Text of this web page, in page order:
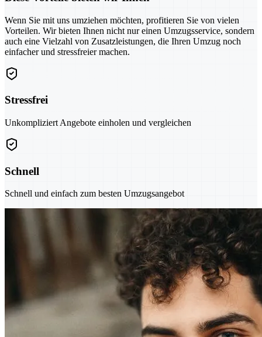
Wenn Sie mit uns umziehen möchten, profitieren Sie von vielen
Vorteilen. Wir bieten Ihnen nicht nur einen Umzugsservice, sondern
auch eine Vielzahl von Zusatzleistungen, die Ihren Umzug noch
einfacher und stressfreier machen.
Stressfrei
Unkompliziert Angebote einholen und vergleichen
Schnell
Schnell und einfach zum besten Umzugsangebot